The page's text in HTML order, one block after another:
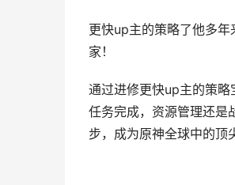
更快up主的策略了他多
家！
通过进修更快up主的策
任务完成，资源管理还是
步，成为原神全球中的顶